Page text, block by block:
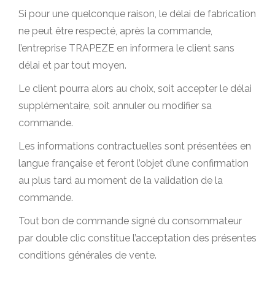
Si pour une quelconque raison, le délai de fabrication
ne peut être respecté, après la commande,
l’entreprise TRAPEZE en informera le client sans
délai et par tout moyen.
Le client pourra alors au choix, soit accepter le délai
supplémentaire, soit annuler ou modifier sa
commande.
Les informations contractuelles sont présentées en
langue française et feront l’objet d’une confirmation
au plus tard au moment de la validation de la
commande.
Tout bon de commande signé du consommateur
par double clic constitue l’acceptation des présentes
conditions générales de vente.